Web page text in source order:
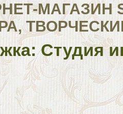
МАГАЗИН
Студия